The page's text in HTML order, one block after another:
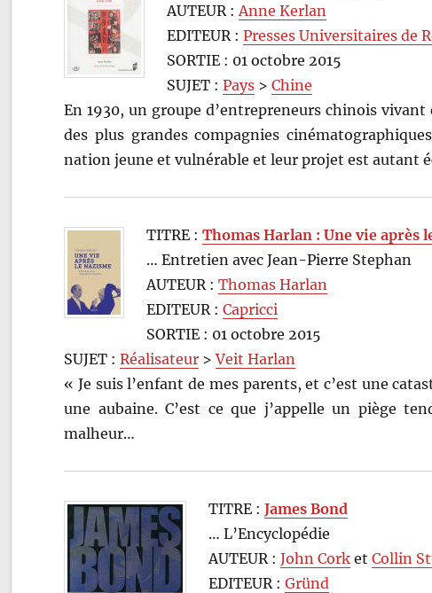
AUTEUR : Anne Kerlan
EDITEUR :Presses Universitaires de
SORTIE : 01 octobre 2015
SUJET :Pays >Chine
En 1930, un groupe d’entrepreneurs chinois
des plus grandes compagnies
nation jeune et vulnérable et leur projet est autant
TITRE :Thomas Harlan : Une vie après
… Entretien avec Jean-Pierre Stephan
AUTEUR :Thomas Harlan
EDITEUR :Capricci
SORTIE : 01 octobre 2015
SUJET :Réalisateur >Veit Harlan
« Je suis l’enfant de mes parents, et c’est une
une aubaine. C’est ce que j’appelle un piège
malheur…
TITRE :James Bond
… L’Encyclopédie
AUTEUR :John Cork etCollin
EDITEUR :Gründ